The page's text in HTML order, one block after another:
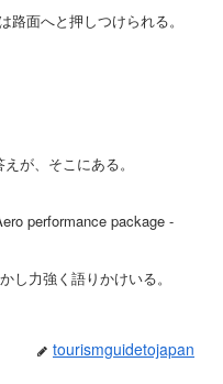
面へと押しつけられる。
が、そこにある。
performance package -
し力強く語りかけいる。
tourismguidetojapan